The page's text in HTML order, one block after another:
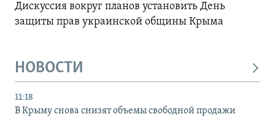
Дискуссия вокруг планов установить День
защиты прав украинской общины Крыма
НОВОСТИ
11:18
В Крыму снова снизят объемы свободной продажи